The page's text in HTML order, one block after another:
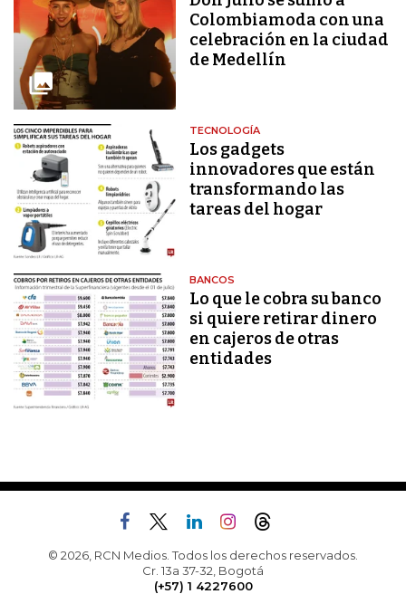
Colombiamoda con una
celebración en la ciudad
de Medellín
TECNOLOGÍA
Los gadgets
innovadores que están
transformando las
tareas del hogar
BANCOS
Lo que le cobra su banco
si quiere retirar dinero
en cajeros de otras
entidades
© 2026, RCN Medios. Todos los derechos reservados.
Cr. 13a 37-32, Bogotá
(+57) 1 4227600